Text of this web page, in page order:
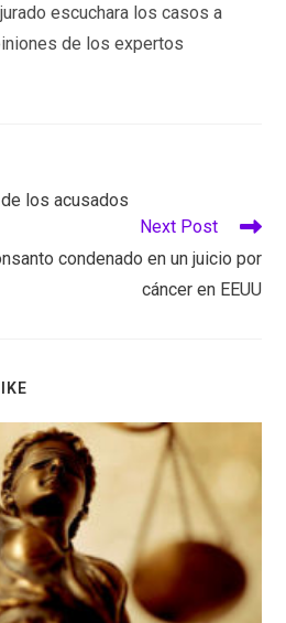
escuchara los casos a
de los expertos
los acusados
Next Post
condenado en un juicio por
cáncer en EEUU